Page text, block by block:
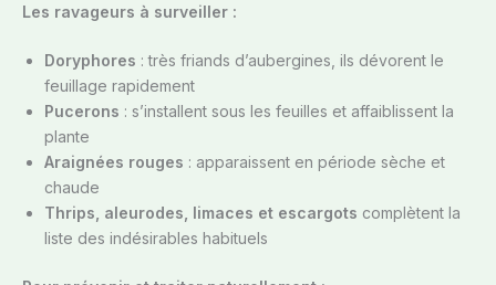
Les ravageurs à surveiller :
Doryphores : très friands d’aubergines, ils dévorent le
feuillage rapidement
Pucerons : s’installent sous les feuilles et affaiblissent la
plante
Araignées rouges : apparaissent en période sèche et
chaude
Thrips, aleurodes, limaces et escargots complètent la
liste des indésirables habituels